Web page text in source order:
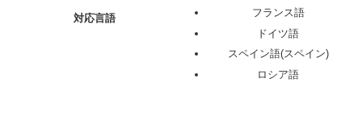
対応言語
フランス語
ドイツ語
スペイン語(スペイン)
ロシア語